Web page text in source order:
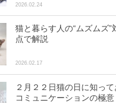
2026.02.24
猫と暮らす人の“ムズムズ
点で解説
2026.02.17
２月２２日猫の日に知っ
コミュニケーションの極意